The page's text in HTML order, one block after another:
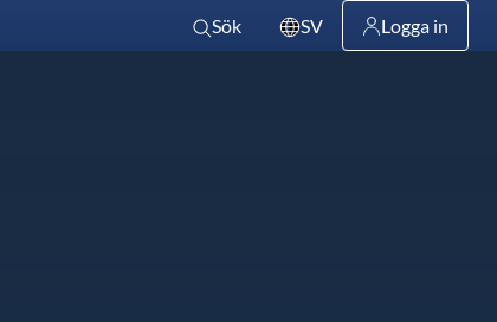
Sök SV Logga in